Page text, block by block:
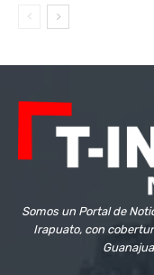
Somos un Portal de
Irapuato, con